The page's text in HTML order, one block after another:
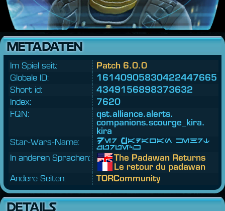
METADATEN
Im Spiel seit:
Patch 6.0.0
Globale ID:
16140905830422447665
Short id:
4349156898373632
Index:
7620
FQN:
qst.alliance.alerts.
companions.scourge_kira.
kira
Star-Wars-Name:
Der Padawan kehrt
zurück
In anderen Sprachen:
The Padawan Returns
Le retour du padawan
Andere Seiten:
TORCommunity
DETAILS